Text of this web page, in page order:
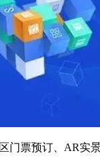
票预订、AR实景